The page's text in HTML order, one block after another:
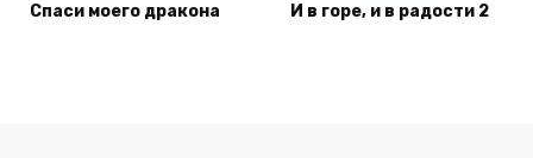
Спаси моего дракона И в горе, и в радости 2